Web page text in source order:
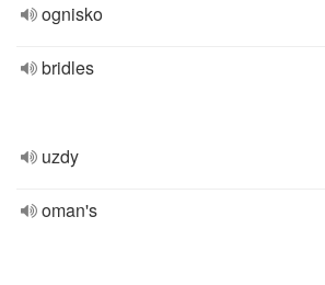
ognisko
bridles
uzdy
oman's